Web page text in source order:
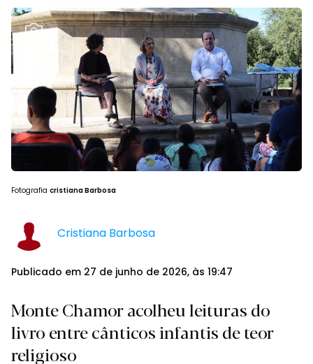
Ver Galeria
Fotografia cristiana Barbosa
Cristiana Barbosa
Publicado em 27 de junho de 2026, às 19:47
Monte Chamor acolheu leituras do
livro entre cânticos infantis de teor
religioso